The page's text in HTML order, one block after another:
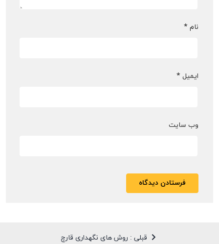
نام *
ایمیل *
وب‌ سایت
قبلی : روش های نگهداری قارچ